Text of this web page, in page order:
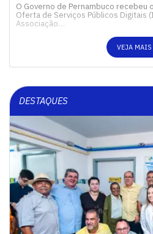
O Governo de Pernambuco recebeu
Oferta de Serviços Públicos Digitais
Associação…
VEJA MAIS
DESTAQUES